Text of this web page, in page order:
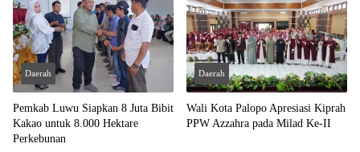
Daerah
Pemkab Luwu Siapkan 8 Juta Bibit
Kakao untuk 8.000 Hektare
Perkebunan
Daerah
Wali Kota Palopo Apresiasi Kiprah
PPW Azzahra pada Milad Ke-II